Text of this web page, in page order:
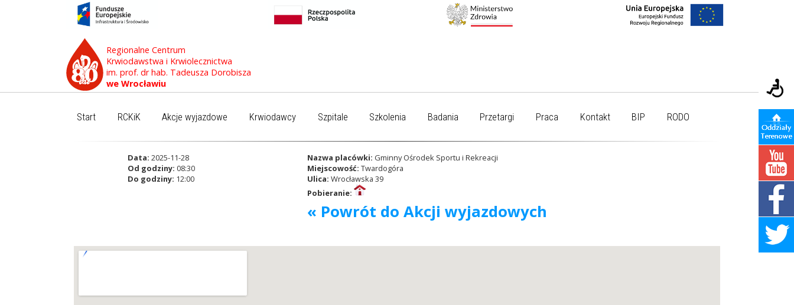
Regionalne Centrum
Krwiodawstwa i Krwiolecznictwa
im. prof. dr hab. Tadeusza Dorobisza
we Wrocławiu
Start RCKiK Akcje wyjazdowe Krwiodawcy Szpitale Szkolenia Badania Przetargi Praca Kontakt BIP RODO
Data: 2025-11-28
Od godziny: 08:30
Do godziny: 12:00
Nazwa placówki: Gminny Ośrodek Sportu i Rekreacji
Miejscowość: Twardogóra
Ulica: Wrocławska 39
Pobieranie:
« Powrót do Akcji wyjazdowych